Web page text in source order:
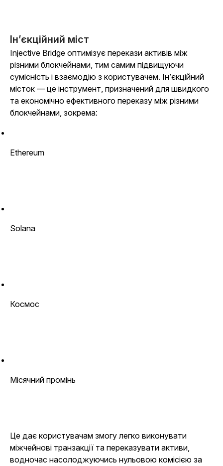
Ін’єкційний міст
Injective Bridge оптимізує перекази активів між
різними блокчейнами, тим самим підвищуючи
сумісність і взаємодію з користувачем. Ін’єкційний
місток — це інструмент, призначений для швидкого
та економічно ефективного переказу між різними
блокчейнами, зокрема:
Ethereum
Solana
Космос
Місячний промінь
Це дає користувачам змогу легко виконувати
міжчейнові транзакції та переказувати активи,
водночас насолоджуючись нульовою комісією за